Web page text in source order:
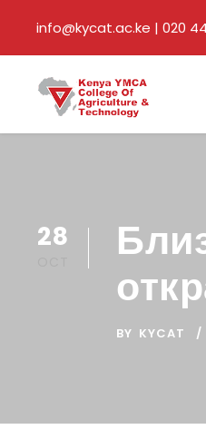
info@kycat.ac.ke | 020
28
BY KYCAT